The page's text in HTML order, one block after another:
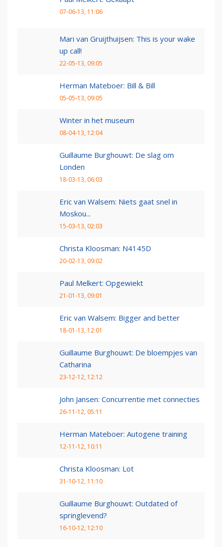
07-06-13, 11:06
Mari van Gruijthuijsen: This is your wake
up call!
22-05-13, 09:05
Herman Mateboer: Bill & Bill
05-05-13, 09:05
Winter in het museum
08-04-13, 12:04
Guillaume Burghouwt: De slag om
Londen
18-03-13, 06:03
Eric van Walsem: Niets gaat snel in
Moskou...
15-03-13, 02:03
Christa Kloosman: N4145D
20-02-13, 09:02
Paul Melkert: Opgewiekt
21-01-13, 09:01
Eric van Walsem: Bigger and better
18-01-13, 12:01
Guillaume Burghouwt: De bloempjes van
Catharina
23-12-12, 12:12
John Jansen: Concurrentie met connecties
26-11-12, 05:11
Herman Mateboer: Autogene training
12-11-12, 10:11
Christa Kloosman: Lot
31-10-12, 11:10
Guillaume Burghouwt: Outdated of
springlevend?
16-10-12, 12:10